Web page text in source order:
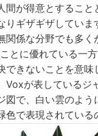
間が得意とすること
りギザギザしていま
関係な分野でも多く
とに優れている一
できないことを意味
Voxが表しているジ
図で、白い雲のよう
で表現されている